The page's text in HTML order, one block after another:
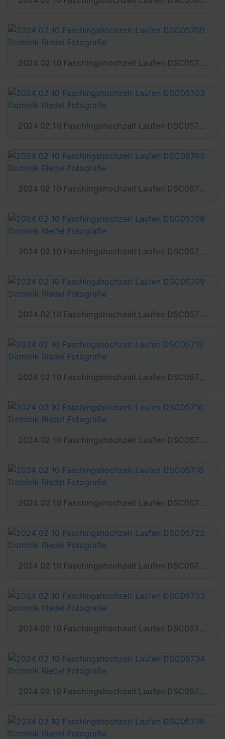
2024 02 10 Faschingshochzeit Laufen DSC05700 Dominik Riedel Fotografie
2024 02 10 Faschingshochzeit Laufen DSC05703 Dominik Riedel Fotografie
2024 02 10 Faschingshochzeit Laufen DSC05705 Dominik Riedel Fotografie
2024 02 10 Faschingshochzeit Laufen DSC05706 Dominik Riedel Fotografie
2024 02 10 Faschingshochzeit Laufen DSC05709 Dominik Riedel Fotografie
2024 02 10 Faschingshochzeit Laufen DSC05713 Dominik Riedel Fotografie
2024 02 10 Faschingshochzeit Laufen DSC05716 Dominik Riedel Fotografie
2024 02 10 Faschingshochzeit Laufen DSC05718 Dominik Riedel Fotografie
2024 02 10 Faschingshochzeit Laufen DSC05722 Dominik Riedel Fotografie
2024 02 10 Faschingshochzeit Laufen DSC05733 Dominik Riedel Fotografie
2024 02 10 Faschingshochzeit Laufen DSC05734 Dominik Riedel Fotografie